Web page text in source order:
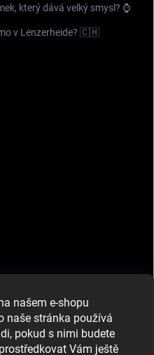
našem e-shopu
naše stránka používá
pokud s nimi budete
Vám ještě
který dává velký smysl? ⌚️
v Lenzerheide? 🇨🇭